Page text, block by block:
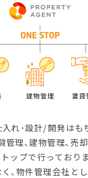
入れ･設計/開発はも
管理､建物管理､売
ップで行っており
､物件管理会社と